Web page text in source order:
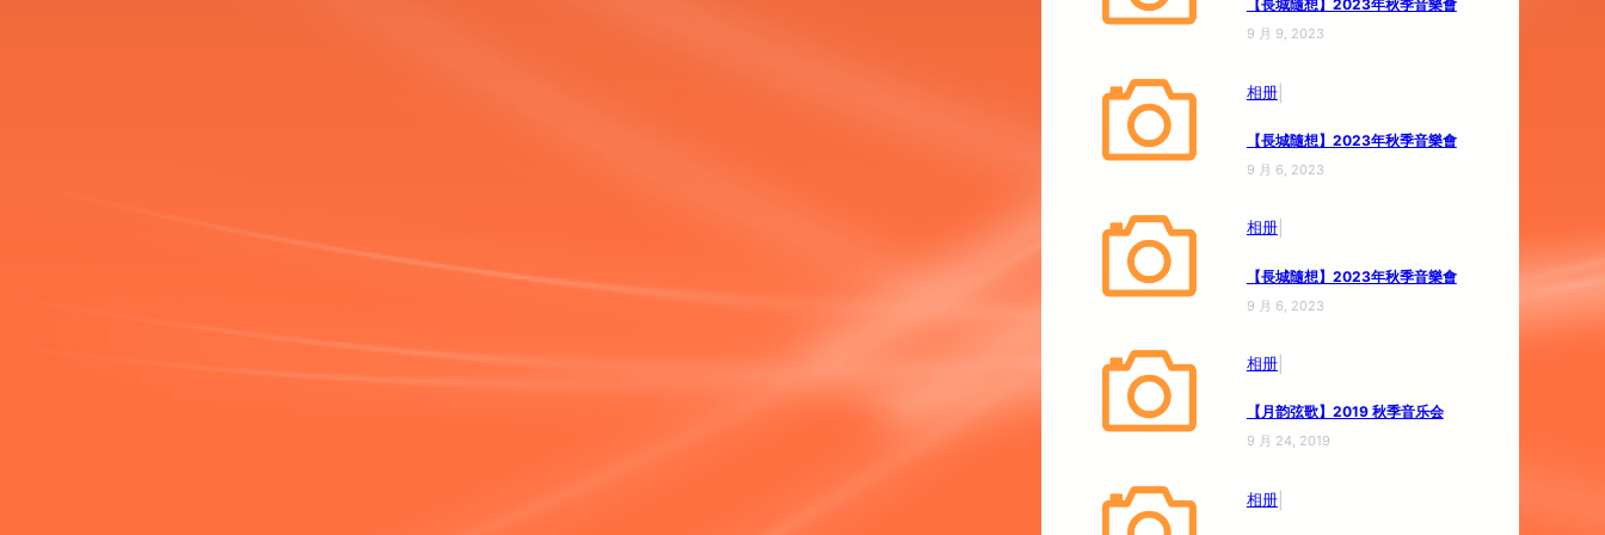
【長城隨想】2023年秋季音樂會
9 月 9, 2023
相册|
【長城隨想】2023年秋季音樂會
9 月 6, 2023
相册|
【長城隨想】2023年秋季音樂會
9 月 6, 2023
相册|
【月韵弦歌】2019 秋季音乐会
9 月 24, 2019
相册|